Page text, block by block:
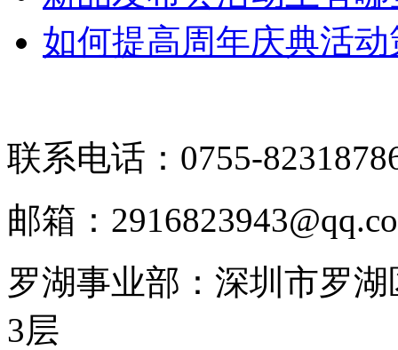
如何提高周年庆典活
联系电话：0755-
邮箱：
罗湖事业部：深圳市罗
3层